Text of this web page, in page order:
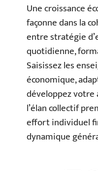
Une croissance
façonne dans la
entre stratégie
quotidienne,
Saisissez les
économique,
développez votre
l’élan collectif
effort individuel
dynamique